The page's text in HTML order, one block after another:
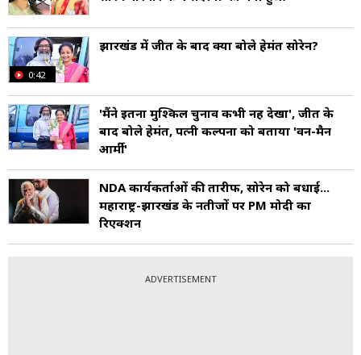
0:42
झारखंड में जीत के बाद क्या बोले हेमंत सोरेन?
'मैंने इतना मुश्किल चुनाव कभी नहीं देखा', जीत के
बाद बोले हेमंत, पत्नी कल्पना को बताया 'वन-मैन
आर्मी'
NDA कार्यकर्ताओं की तारीफ, सोरेन को बधाई...
महाराष्ट्र-झारखंड के नतीजों पर PM मोदी का
रिएक्शन
ADVERTISEMENT